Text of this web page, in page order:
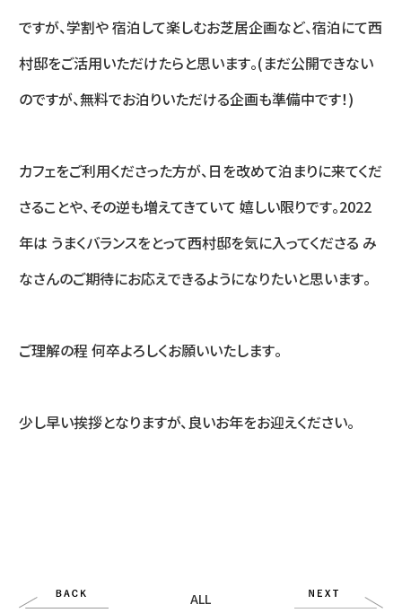
ですが⁡、学割や 宿泊して楽しむお芝居企画など⁡、宿泊にて西
村邸をご活用いただけたらと思います⁡。(まだ公開できない
のですが⁡、無料でお泊りいただける企画も準備中です！)⁡
カフェをご利用くださった方が⁡、日を改めて泊まりに来てくだ
さることや⁡、その逆も増えてきていて 嬉しい限りです⁡。2022
年は うまくバランスをとって⁡西村邸を気に入ってくださる み
なさんのご期待に⁡お応えできるようになりたいと思います⁡。
ご理解の程 何卒よろしくお願いいたします⁡。
少し早い挨拶となりますが、良いお年をお迎えください。
ALL